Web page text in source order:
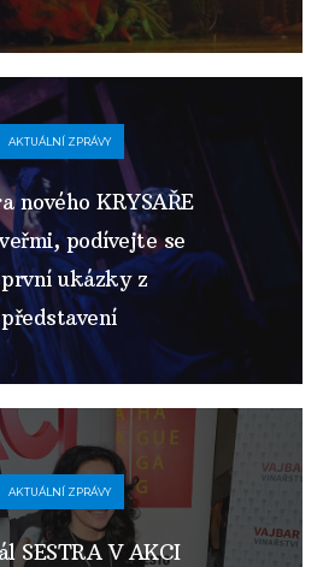
AKTUÁLNÍ ZPRÁVY
nového KRYSAŘE
podívejte se
ukázky z
představení
AKTUÁLNÍ ZPRÁVY
SESTRA V AKCI